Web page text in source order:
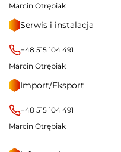
Marcin Otrębiak
Serwis i instalacja
+48 515 104 491
Marcin Otrębiak
Import/Eksport
+48 515 104 491
Marcin Otrębiak